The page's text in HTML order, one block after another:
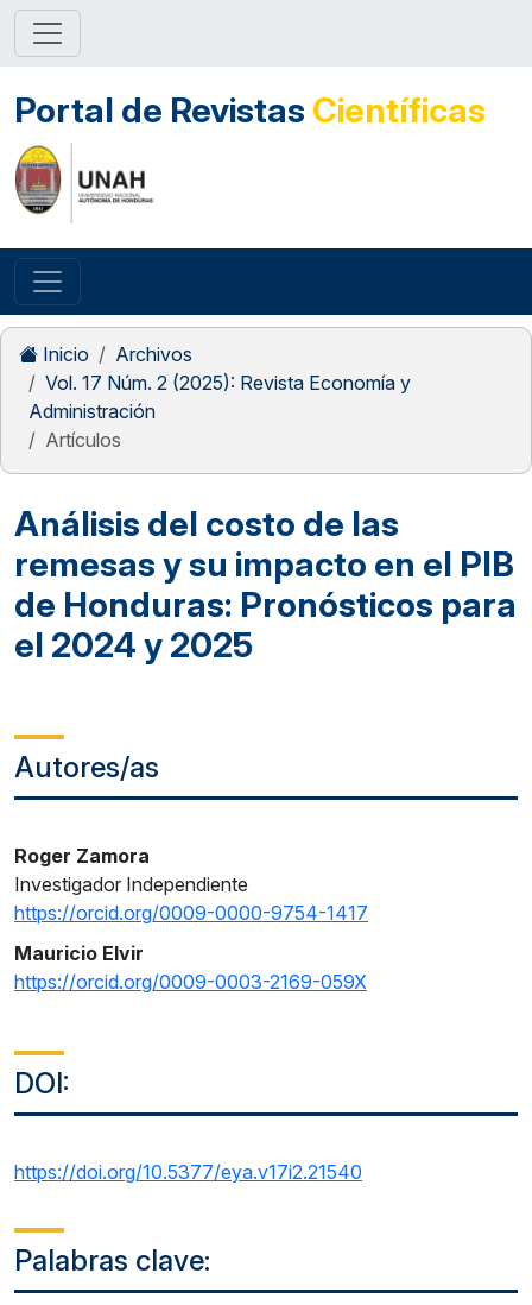
Portal de Revistas Científicas
Inicio
Archivos
Vol. 17 Núm. 2 (2025): Revista Economía y
Administración
Artículos
Análisis del costo de las
remesas y su impacto en el PIB
de Honduras: Pronósticos para
el 2024 y 2025
Autores/as
Roger Zamora
Investigador Independiente
https://orcid.org/0009-0000-9754-1417
Mauricio Elvir
https://orcid.org/0009-0003-2169-059X
DOI:
https://doi.org/10.5377/eya.v17i2.21540
Palabras clave: